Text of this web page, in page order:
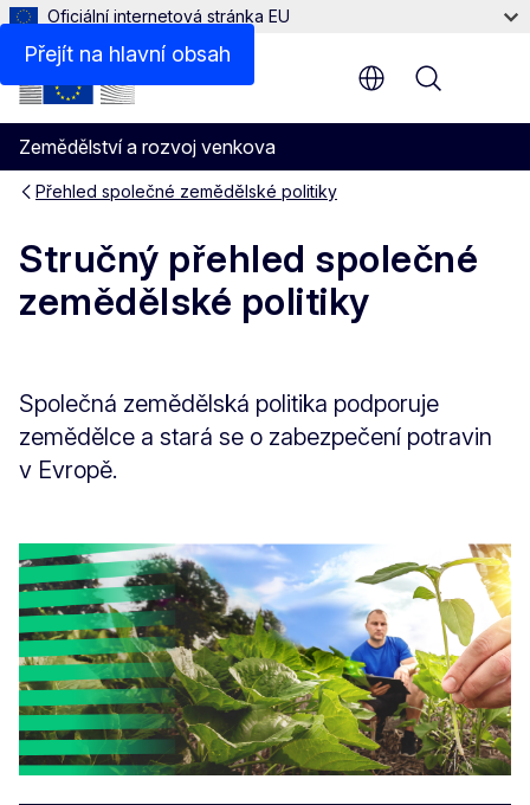
Přejít na hlavní obsah
Oficiální internetová stránka EU
Zemědělství a rozvoj venkova
Menu
Přehled společné zemědělské politiky
Stručný přehled společné
zemědělské politiky
Společná zemědělská politika podporuje
zemědělce a stará se o zabezpečení potravin
v Evropě.